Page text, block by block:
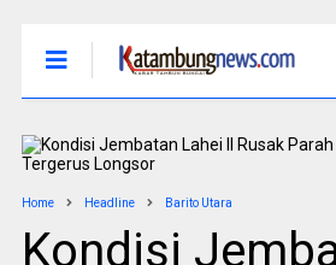
Home Headline Barito Utara
Kondisi